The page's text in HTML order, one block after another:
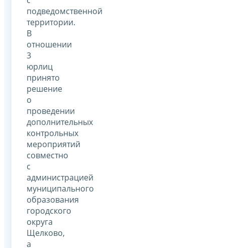
подведомственной
территории.
В
отношении
3
юрлиц
принято
решение
о
проведении
дополнительных
контрольных
мероприятий
совместно
с
администрацией
муниципального
образования
городского
округа
Щелково,
а